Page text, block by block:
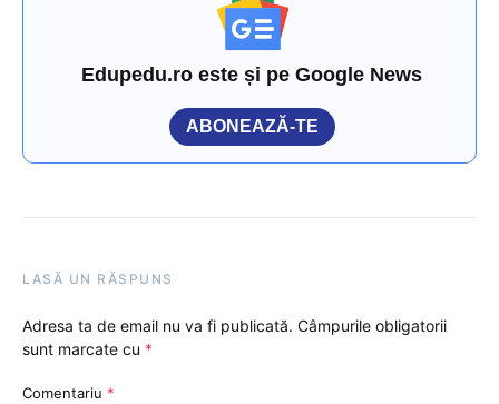
Edupedu.ro este și pe Google News
ABONEAZĂ-TE
LASĂ UN RĂSPUNS
Adresa ta de email nu va fi publicată. Câmpurile obligatorii
sunt marcate cu *
Comentariu *